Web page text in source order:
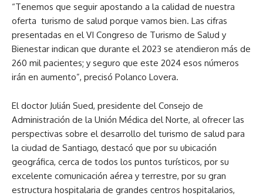
“Tenemos que seguir apostando a la calidad de nuestra
oferta turismo de salud porque vamos bien. Las cifras
presentadas en el VI Congreso de Turismo de Salud y
Bienestar indican que durante el 2023 se atendieron más de
260 mil pacientes; y seguro que este 2024 esos números
irán en aumento”, precisó Polanco Lovera.
El doctor Julián Sued, presidente del Consejo de
Administración de la Unión Médica del Norte, al ofrecer las
perspectivas sobre el desarrollo del turismo de salud para
la ciudad de Santiago, destacó que por su ubicación
geográfica, cerca de todos los puntos turísticos, por su
excelente comunicación aérea y terrestre, por su gran
estructura hospitalaria de grandes centros hospitalarios,